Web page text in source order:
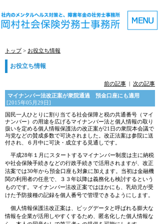
トップ> お役立ち情報
お役立ち情報
前の記事 次の記事
マイナンバー法改正案が衆院通過 預金口座にも適用
[2015年05月29日]
国民一人ひとりに割り当てる社会保障と税の共通番号（マイ
ナンバー）の用途を広げるマイナンバー法と個人情報の取り
扱いを定める個人情報保護法の改正案が21日の衆院本会議で
与党などの賛成多数で可決されました。改正法案は参院に送
付され、６月中に可決・成立する見通しです。
平成28年１月にスタートするマイナンバー制度は主に納税
や社会保険手続きなどの行政手続きで活用されますが、改正
法案では30年から預金口座も対象に加えます。当初は金融機
関の利用者の任意で、３３年以降は義務化も検討するという
ものです。マイナンバー法改正案ではほかにも、乳幼児が受
けた予防接種の記録を個人番号で管理できるようにします。
個人情報保護法改正案は、ビッグデータと呼ばれる膨大な
情報を企業が活用しやすくするため、匿名化した個人情報な